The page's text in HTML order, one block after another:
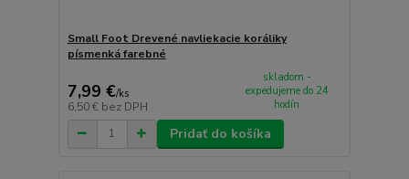
Small Foot Drevené navliekacie koráliky
písmenká farebné
7,99 €/ks
6,50 € bez DPH
skladom -
expedujeme do 24
hodín
Pridať do košíka